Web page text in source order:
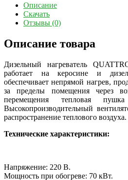
Описание
Скачать
Отзывы (0)
Описание товара
Дизельный нагреватель
работает на керосине и
обеспечивает непрямой нагрев,
за пределы помещения через
перемещения тепловая
Высокопроизводительный
распространение теплового воздуха.
Технические характеристики:
Напряжение: 220 В.
Мощность при обогреве: 70 кВт.